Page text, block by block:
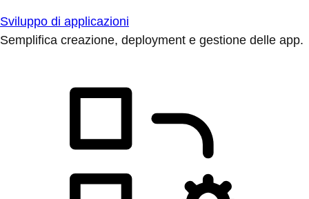
Sviluppo di applicazioni
Semplifica creazione, deployment e gestione delle app.